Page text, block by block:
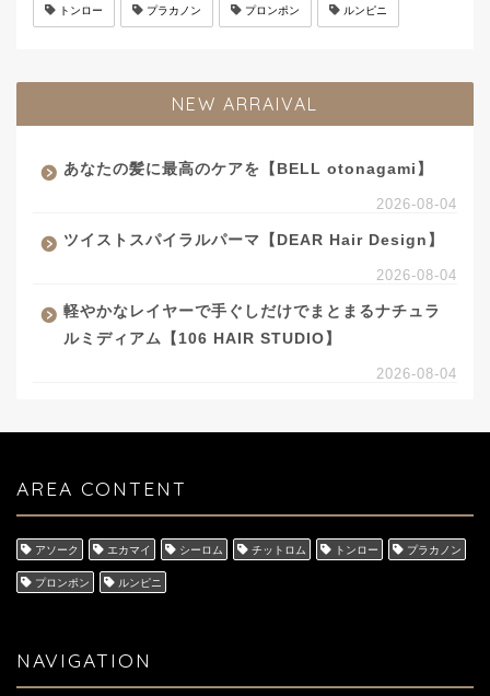
トンロー プラカノン プロンポン ルンピニ
NEW ARRAIVAL
あなたの髪に最高のケアを【BELL otonagami】
2026-08-04
ツイストスパイラルパーマ【DEAR Hair Design】
2026-08-04
軽やかなレイヤーで手ぐしだけでまとまるナチュラ
ルミディアム【106 HAIR STUDIO】
2026-08-04
AREA CONTENT
アソーク エカマイ シーロム チットロム トンロー プラカノン
プロンポン ルンピニ
NAVIGATION